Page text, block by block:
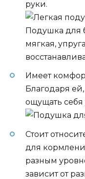
руки.
Подушка для
мягкая,
Имеет
Благодаря
ощущать
Стоит
для
разным
зависит от